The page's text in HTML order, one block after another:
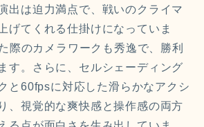
出は迫力満点で、戦いのクライマ
げてくれる仕掛けになっていま
際のカメラワークも秀逸で、勝利
す。さらに、セルシェーディング
と60fpsに対応した滑らかなアクシ
、視覚的な爽快感と操作感の両方